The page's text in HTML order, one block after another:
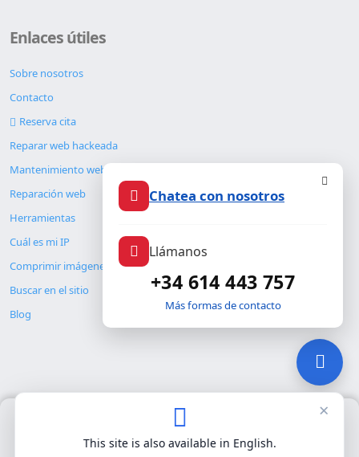
Enlaces útiles
Sobre nosotros
Contacto
Reserva cita
Reparar web hackeada
Mantenimiento web
Reparación web
Herramientas
Cuál es mi IP
Comprimir imágenes
Buscar en el sitio
Blog
© Copyright 2026. ALMC SECURITY S.L.U.
Chatea con nosotros
Llámanos
+34 614 443 757
Más formas de contacto
×
This site is also available in English.